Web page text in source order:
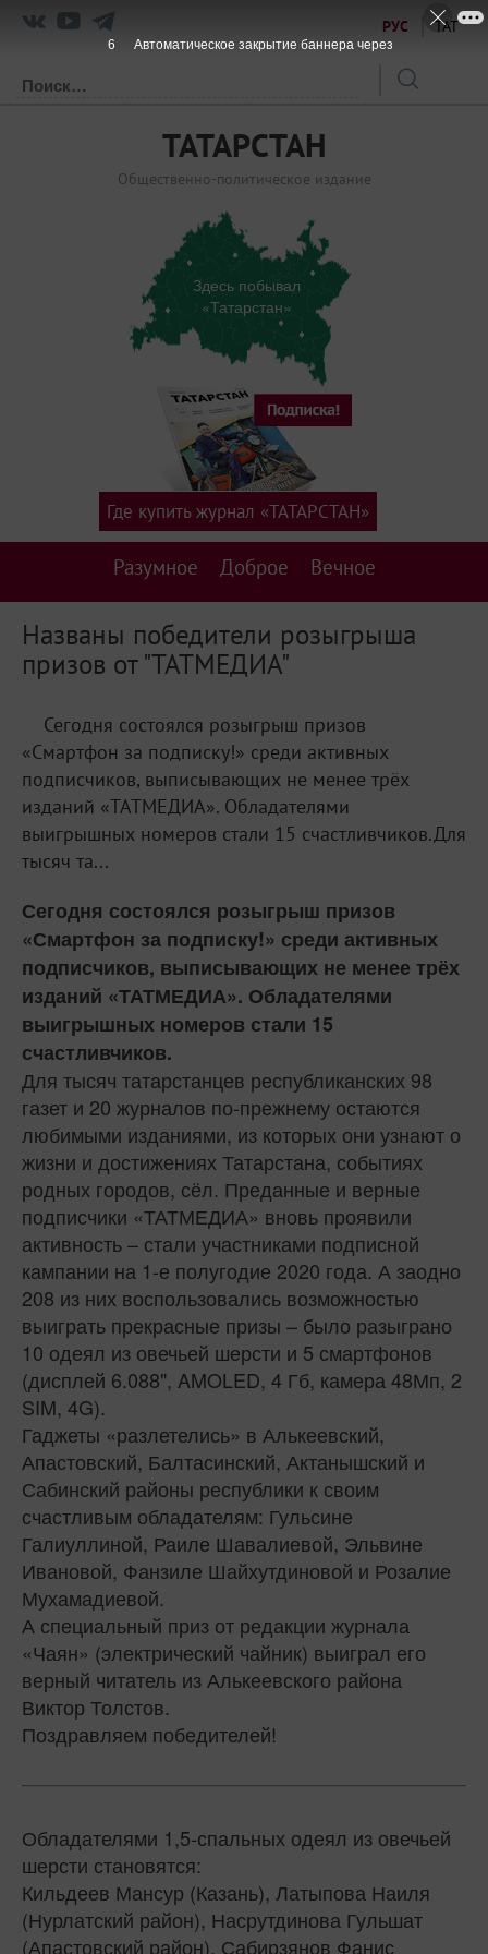
РУС ТАТ
ТАТАРСТАН
Общественно-политическое издание
Здесь побывал
«Татарстан»
Разумное Доброе Вечное
Где купить журнал «ТАТАРСТАН»
Названы победители розыгрыша
призов от "ТАТМЕДИА"
Сегодня состоялся розыгрыш призов
«Смартфон за подписку!» среди активных
подписчиков, выписывающих не менее трёх
изданий «ТАТМЕДИА». Обладателями
выигрышных номеров стали 15 счастливчиков.Для
тысяч та...
Сегодня состоялся розыгрыш призов
«Смартфон за подписку!» среди активных
подписчиков, выписывающих не менее трёх
изданий «ТАТМЕДИА». Обладателями
выигрышных номеров стали 15
счастливчиков.
Для тысяч татарстанцев республиканских 98
газет и 20 журналов по-прежнему остаются
любимыми изданиями, из которых они узнают о
жизни и достижениях Татарстана, событиях
родных городов, сёл. Преданные и верные
подписчики «ТАТМЕДИА» вновь проявили
активность – стали участниками подписной
кампании на 1-е полугодие 2020 года. А заодно
208 из них воспользовались возможностью
выиграть прекрасные призы – было разыграно
10 одеял из овечьей шерсти и 5 смартфонов
(дисплей 6.088", AMOLED, 4 Гб, камера 48Мп, 2
SIM, 4G).
Гаджеты «разлетелись» в Алькеевский,
Апастовский, Балтасинский, Актанышский и
Сабинский районы республики к своим
счастливым обладателям: Гульсине
Галиуллиной, Раиле Шавалиевой, Эльвине
Ивановой, Фанзиле Шайхутдиновой и Розалие
Мухамадиевой.
А специальный приз от редакции журнала
«Чаян» (электрический чайник) выиграл его
верный читатель из Алькеевского района
Виктор Толстов.
Поздравляем победителей!
Обладателями 1,5-спальных одеял из овечьей
шерсти становятся:
Кильдеев Мансур (Казань), Латыпова Наиля
(Нурлатский район), Насрутдинова Гульшат
(Апастовский район), Сабирзянов Фанис
6 Автоматическое закрытие баннера через